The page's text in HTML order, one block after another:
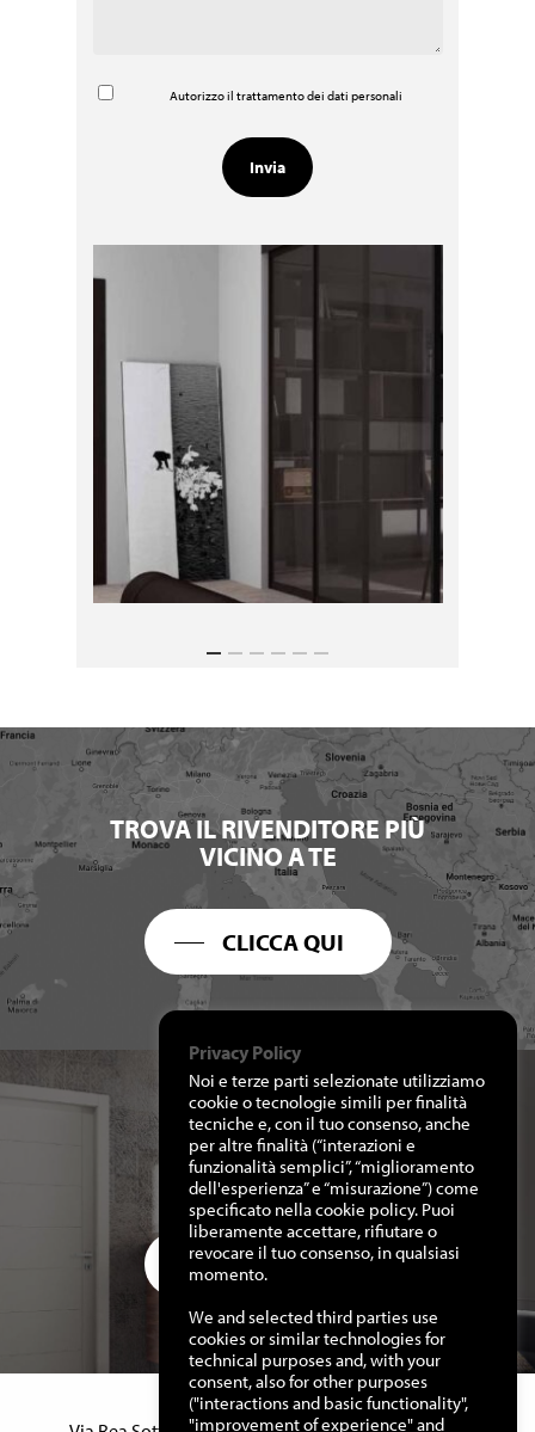
Autorizzo il trattamento dei dati personali
TROVA IL RIVENDITORE PIÙ
VICINO A TE
CLICCA QUI
RICHIEDI I NOSTRI
CATALOGHI
CLICCA QUI
Manuello Design Srl
Privacy Policy
Noi e terze parti selezionate utilizziamo
cookie o tecnologie simili per finalità
tecniche e, con il tuo consenso, anche
per altre finalità (“interazioni e
funzionalità semplici”, “miglioramento
dell'esperienza” e “misurazione”) come
specificato nella cookie policy. Puoi
liberamente accettare, rifiutare o
revocare il tuo consenso, in qualsiasi
momento.
We and selected third parties use
cookies or similar technologies for
technical purposes and, with your
consent, also for other purposes
("interactions and basic functionality",
"improvement of experience" and